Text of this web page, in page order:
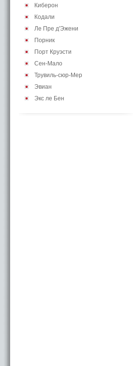
Киберон
Кодали
Ле Пре д'Эжени
Порник
Порт Круэсти
Сен-Мало
Трувиль-сюр-Мер
Эвиан
Экс ле Бен